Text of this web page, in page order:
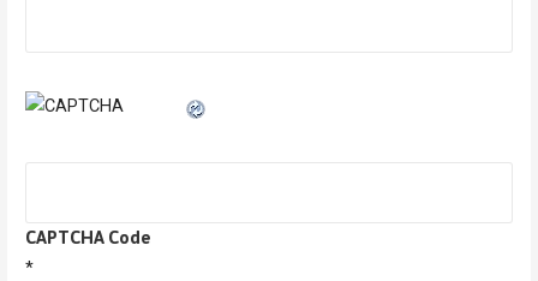
CAPTCHA Code
*